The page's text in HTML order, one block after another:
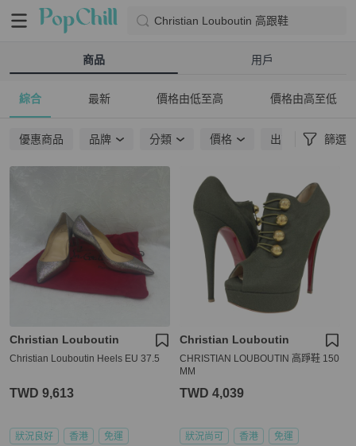
Christian Louboutin 高跟鞋
商品 用戶
綜合 最新 價格由低至高 價格由高至低
優惠商品 品牌 分類 價格 出貨地點 篩選
Christian Louboutin
Christian Louboutin Heels EU 37.5
TWD 9,613
狀況良好 香港 免運
Christian Louboutin
CHRISTIAN LOUBOUTIN 高踭鞋 150
MM
TWD 4,039
狀況尚可 香港 免運